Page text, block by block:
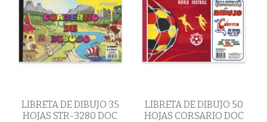
LIBRETA DE DIBUJO 35
HOJAS STR-3280 DOC
LIBRETA DE DIBUJO 50
HOJAS CORSARIO DOC